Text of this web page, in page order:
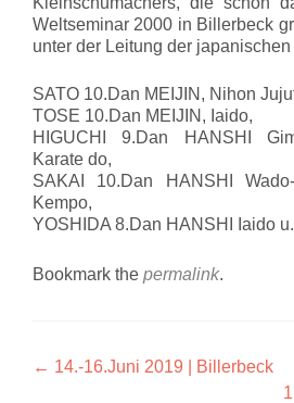
Weltseminar 2000 in Billerbeck
unter der Leitung der
SATO 10.Dan MEIJIN, Nihon
TOSE 10.Dan MEIJIN, Iaido,
HIGUCHI 9.Dan HANSHI
Karate do,
SAKAI 10.Dan HANSHI
Kempo,
YOSHIDA 8.Dan HANSHI Iaido
Bookmark the permalink.
Artikel-
← 14.-16.Juni 2019 | Billerbeck